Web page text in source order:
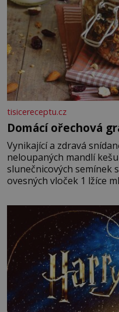
tisicereceptu.cz
Domácí ořechová
Vynikající a zdravá snídaně je tu! Suroviny
neloupaných mandlí
slunečnicových semínek
ovesných vloček 1 lžíce